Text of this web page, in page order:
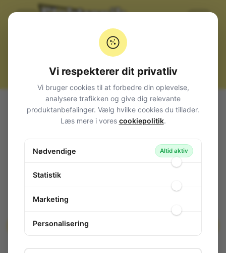
Alle produkter Mekanik
Skruer møtrikker stag
Selvskærende
Tapping Screws 4,2x9,5 100 stk.
136-695 / SB814295
Vi respekterer dit privatliv
Vi bruger cookies til at forbedre din oplevelse,
analysere trafikken og give dig relevante
produktanbefalinger. Vælg hvilke cookies du tillader.
Læs mere i vores cookiepolitik.
Nødvendige Altid aktiv
Statistik
Marketing
Personalisering